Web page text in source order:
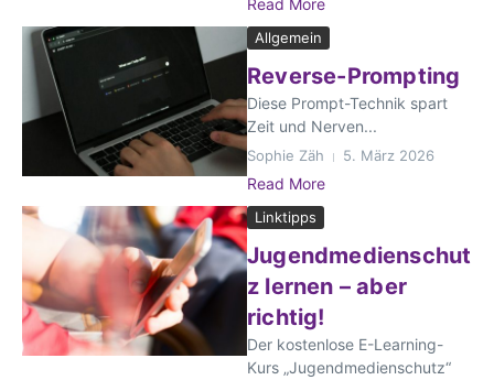
Read More
Allgemein
Reverse-Prompting
Diese Prompt-Technik spart
Zeit und Nerven...
Sophie Zäh 5. März 2026
Read More
Linktipps
Jugendmedienschut
z lernen – aber
richtig!
Der kostenlose E-Learning-
Kurs „Jugendmedienschutz“